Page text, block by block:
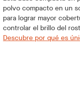
polvo compacto en un
para lograr mayor
controlar el brillo del
Descubre por qué es